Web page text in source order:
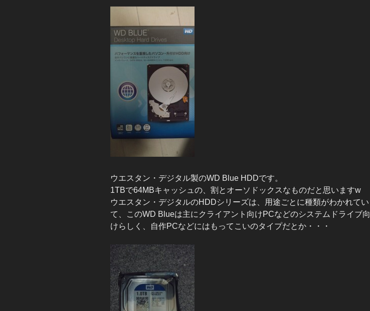
ウエスタン・デジタル製のWD Blue HDDです。
1TBで64MBキャッシュの、割とオーソドックスなものだと思いますw
ウエスタン・デジタルのHDDシリーズは、用途ごとに種類がわかれてい
て、このWD Blueは主にクライアント向けPCなどのシステムドライブ向
けらしく、自作PCなどにはもってこいのタイプだとか・・・